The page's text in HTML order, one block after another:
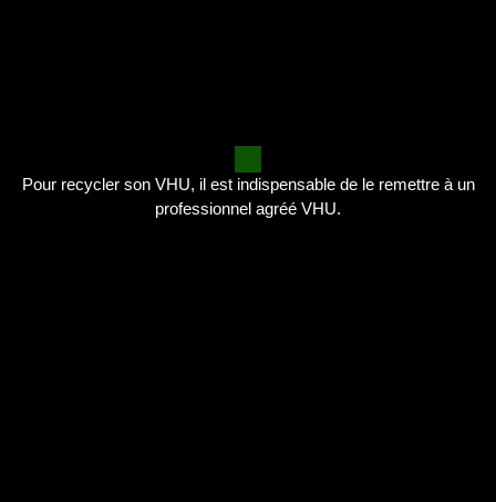
Pour recycler son VHU, il est indispensable de le remettre à un
professionnel agréé VHU.